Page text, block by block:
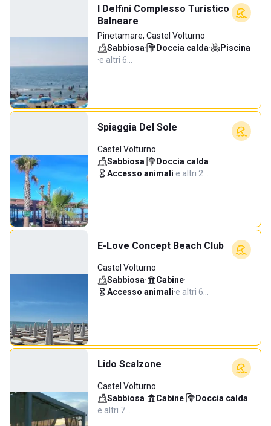
I Delfini Complesso Turistico
Balneare
Pinetamare, Castel Volturno
Sabbiosa· Doccia calda·
Piscina
·e altri 6…
Spiaggia Del Sole
Castel Volturno
Sabbiosa· Doccia calda·
Accesso animali·e altri 2…
E-Love Concept Beach Club
Castel Volturno
Sabbiosa· Cabine·
Accesso animali·e altri 6…
Lido Scalzone
Castel Volturno
Sabbiosa· Cabine· Doccia calda·
e altri 7…